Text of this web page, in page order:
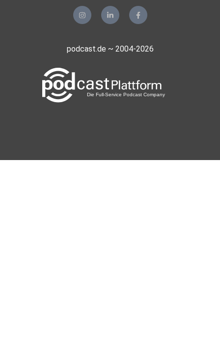
podcast.de ~ 2004-2026